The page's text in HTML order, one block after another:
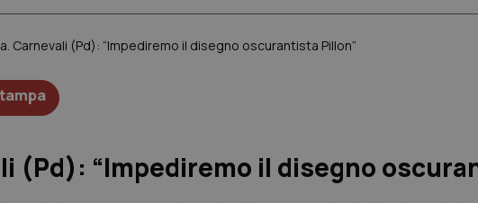
Carnevali (Pd): “Impediremo il disegno oscurantista Pillon”
(Pd): “Impediremo il disegno